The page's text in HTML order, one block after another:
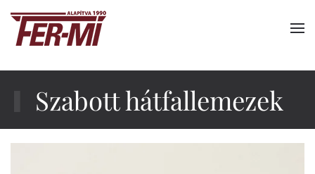
Fő tartalom átugrása
Szabott hátfallemezek